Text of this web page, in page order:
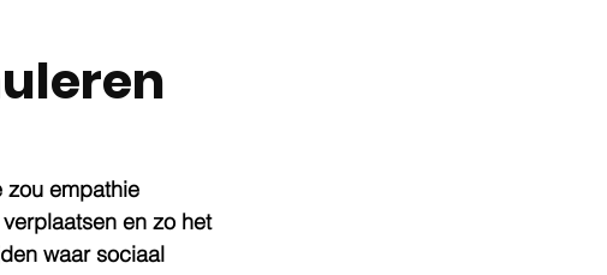
zou empathie
en zo het
waar sociaal